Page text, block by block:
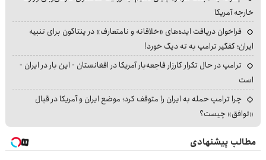
خارجه آمریکا
فراخوان دریافت ایده‌های «خلاقانه و نامتعارف» در پنتاگون برای تنبیه
ایران؛ کفگیر ترامپ به ته دیگ خورد!
ترامپ در حال تکرار کارزار فاجعه‌بار آمریکا در افغانستان - این بار در ایران -
است
چرا ترامپ حمله به ایران را متوقف کرد؛ موضع ایران و آمریکا در قبال
«توافق» چیست؟
مطالب پیشنهادی